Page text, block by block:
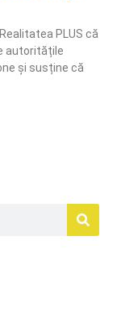
PLUS că
autoritățile
și susține că